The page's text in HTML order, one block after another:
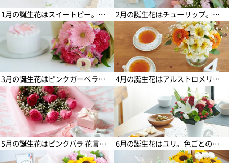
1月の誕生花はスイートピー。花言葉や甘い香り、贈るときの豆知識など 2月の誕生花はチューリップ。花言葉や品種、贈る本数の意味など
3月の誕生花の花言葉や育て方
3月の誕生花はピンクガーベラ。花言葉・品種・おしゃれな飾り方・長持ち方法など
4月の誕生花の花言葉や育て方
4月の誕生花はアルストロメリア。色ごとの花言葉・品種・花束やブーケの飾り方など
5月の誕生花の花言葉や育て方
5月の誕生花はピンクバラ 花言葉・本数の意味・品種・素敵な飾り方など
6月の誕生花の花言葉や育て方
6月の誕生花はユリ。色ごとの花言葉・種類・花粉の落とし方など
7月の誕生花の花言葉や育て方 8月の誕生花の花言葉や育て方